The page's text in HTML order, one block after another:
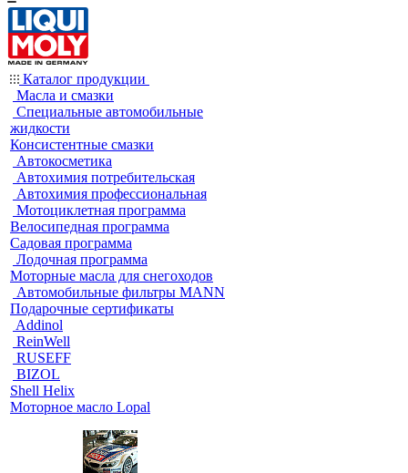
Каталог продукции
Масла и смазки
Специальные автомобильные
жидкости
Консистентные смазки
Автокосметика
Автохимия потребительская
Автохимия профессиональная
Мотоциклетная программа
Велосипедная программа
Садовая программа
Лодочная программа
Моторные масла для снегоходов
Автомобильные фильтры MANN
Подарочные сертификаты
Addinol
ReinWell
RUSEFF
BIZOL
Shell Helix
Моторное масло Lopal